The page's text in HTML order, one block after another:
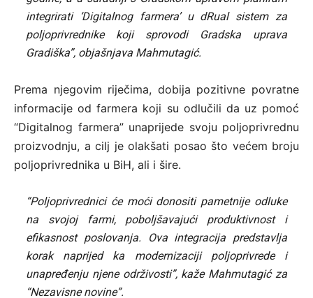
integrirati ‘Digitalnog farmera’ u dRual sistem za
poljoprivrednike koji sprovodi Gradska uprava
Gradiška”, objašnjava Mahmutagić.
Prema njegovim riječima, dobija pozitivne povratne
informacije od farmera koji su odlučili da uz pomoć
“Digitalnog farmera” unaprijede svoju poljoprivrednu
proizvodnju, a cilj je olakšati posao što većem broju
poljoprivrednika u BiH, ali i šire.
“Poljoprivrednici će moći donositi pametnije odluke
na svojoj farmi, poboljšavajući produktivnost i
efikasnost poslovanja. Ova integracija predstavlja
korak naprijed ka modernizaciji poljoprivrede i
unapređenju njene održivosti”, kaže Mahmutagić za
“Nezavisne novine”.